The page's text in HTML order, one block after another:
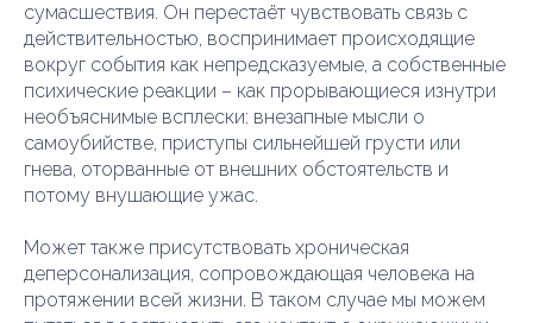
сумасшествия. Он перестаёт чувствовать связь с
действительностью, воспринимает происходящие
вокруг события как непредсказуемые, а собственные
психические реакции – как прорывающиеся изнутри
необъяснимые всплески: внезапные мысли о
самоубийстве, приступы сильнейшей грусти или
гнева, оторванные от внешних обстоятельств и
потому внушающие ужас.
Может также присутствовать хроническая
деперсонализация, сопровождающая человека на
протяжении всей жизни. В таком случае мы можем